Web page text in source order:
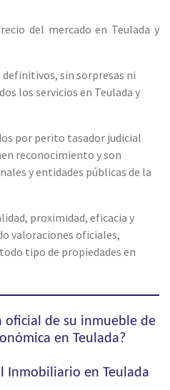
del mercado en Teulada y
sin sorpresas ni
los servicios en Teulada y
por perito tasador judicial
reconocimiento y son
y entidades públicas de la
proximidad, eficacia y
valoraciones oficiales,
tipo de propiedades en
oficial de su inmueble de
en Teulada?
Inmobiliario en Teulada